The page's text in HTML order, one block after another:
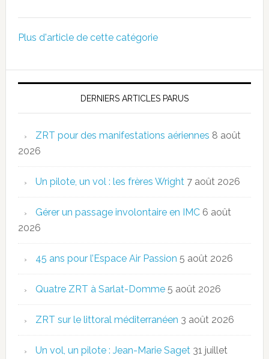
Plus d'article de cette catégorie
DERNIERS ARTICLES PARUS
ZRT pour des manifestations aériennes 8 août
2026
Un pilote, un vol : les frères Wright 7 août 2026
Gérer un passage involontaire en IMC 6 août
2026
45 ans pour l’Espace Air Passion 5 août 2026
Quatre ZRT à Sarlat-Domme 5 août 2026
ZRT sur le littoral méditerranéen 3 août 2026
Un vol, un pilote : Jean-Marie Saget 31 juillet